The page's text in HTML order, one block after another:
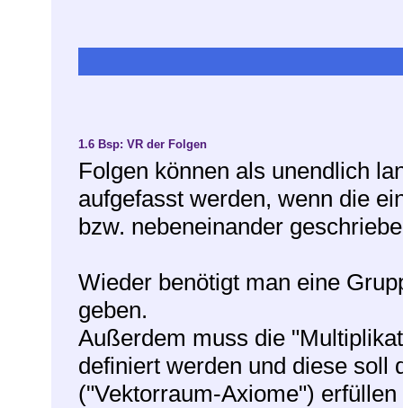
1.6 Bsp: VR der Folgen
Folgen können als unendlich
aufgefasst werden, wenn die
bzw. nebeneinander
Wieder benötigt man eine
geben.
Außerdem muss die
definiert werden und diese soll
("Vektorraum-Axiome") erfüllen